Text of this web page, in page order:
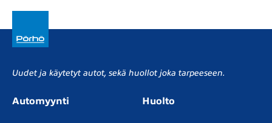
Uudet ja käytetyt autot, sekä huollot joka tarpeeseen.
Automyynti Huolto